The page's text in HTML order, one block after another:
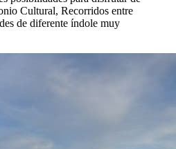
Cultural, Recorridos entre
de diferente índole muy